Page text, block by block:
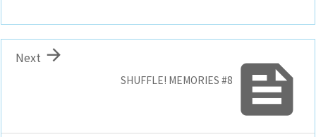

SHUFFLE! MEMORIES #8

Next